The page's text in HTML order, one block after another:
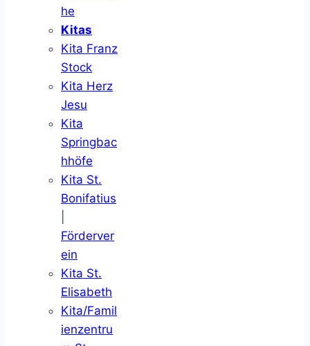
he
Kitas
Kita Franz
Stock
Kita Herz
Jesu
Kita
Springbac
hhöfe
Kita St.
Bonifatius
Förderver
ein
Kita St.
Elisabeth
Kita/Famil
ienzentru